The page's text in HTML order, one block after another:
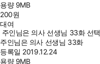
용량 9MB
200원
대여
주인님은 의사 선생님 33화 선택
주인님은 의사 선생님 33화
등록일 2019.12.24
용량 9MB